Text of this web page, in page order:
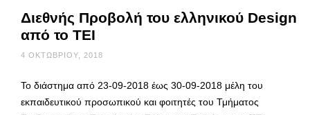
Διεθνής Προβολή του ελληνικού Design
από το ΤΕΙ
4 ΟΚΤΩΒΡΊΟΥ, 2018
Το διάστημα από 23-09-2018 έως 30-09-2018 μέλη του
εκπαιδευτικού προσωπικού και φοιτητές του Τμήματος